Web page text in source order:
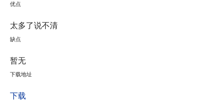
优点
太多了说不清
缺点
暂无
下载地址
下载